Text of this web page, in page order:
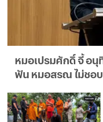
หมอเปรมศักดิ์ จี้ อนุทิน ยุบ กสทช. ยกชุด ชี้มติ
ฟัน หมอสรณ ไม่ชอบ